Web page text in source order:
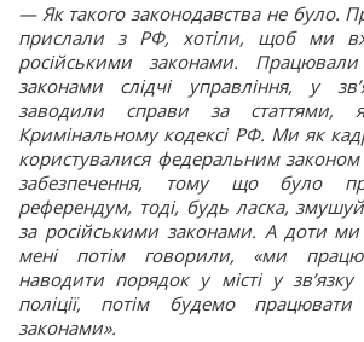
— Як такого законодавства не було.
прислали з РФ, хотіли, щоб ми
російськими законами.
законами слідчі управління, у
заводили справи за статтями,
Кримінальному кодексі РФ. Ми як
користувалися федеральним
забезпечення, тому що було
референдум, тоді, будь ласка,
за російськими законами. А доти
мені потім говорили, «ми
наводити порядок у місті у
поліції, потім будемо
законами».